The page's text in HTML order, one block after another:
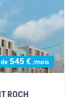
480 € /mois